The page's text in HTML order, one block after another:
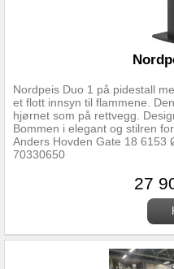
Nordpeis Duo 1 på pidestall
et flott innsyn til flammene.
hjørnet som på rettvegg.
Bommen i elegant og stilren
Anders Hovden Gate 18 6153
70330650
27